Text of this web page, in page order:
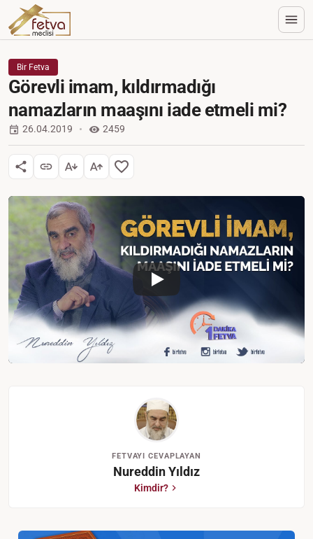
Bir Fetva
Görevli imam, kıldırmadığı
namazların maaşını iade etmeli mi?
26.04.2019 2459
FETVAYI CEVAPLAYAN
Nureddin Yıldız
Kimdir?